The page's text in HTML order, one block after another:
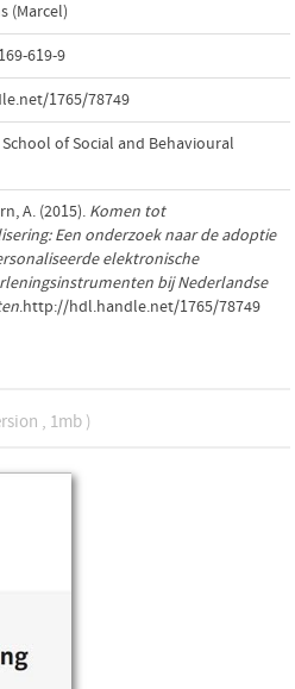
(Marcel)
619-9
1765/78749
School of Social and Behavioural
A. (2015). Komen tot
Een onderzoek naar de adoptie
elektronische
bij Nederlandse
.http://hdl.handle.net/1765/78749
, 1mb )